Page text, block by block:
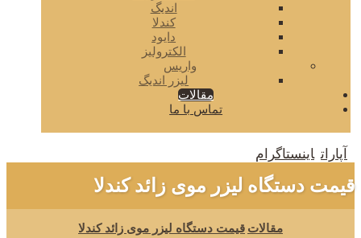
اندیگ
کندلا
دایود
الکترولیز
واریس
لیزر اندیگ
مقالات
تماس با ما
آپارات اینستاگرام
قیمت دستگاه لیزر موی زائد کندلا
مقالات قیمت دستگاه لیزر موی زائد کندلا